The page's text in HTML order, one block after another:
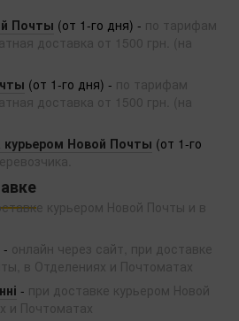
Почты (от 1-го дня) - по тарифам
доставка от 1500 грн. (на
(от 1-го дня) - по тарифам
доставка от 1500 грн. (на
курьером Новой Почты (от 1-го
курьером Новой Почты и в
- онлайн через сайт, при доставке
в Отделениях и Почтоматах
- при доставке курьером Новой
и Почтоматах